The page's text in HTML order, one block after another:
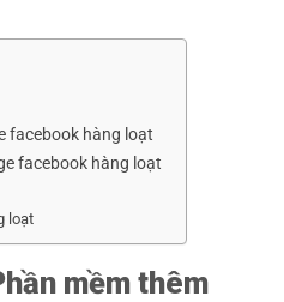
facebook hàng loạt
facebook hàng loạt
loạt
mềm thêm